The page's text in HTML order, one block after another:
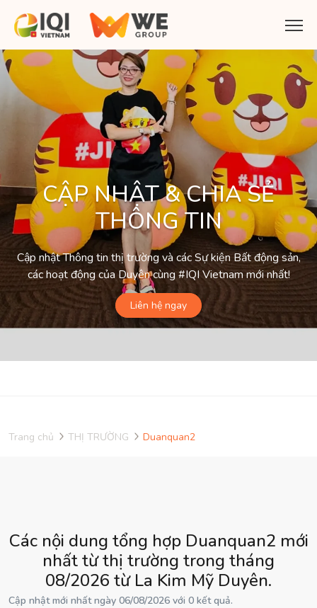
CẬP NHẬT & CHIA SẺ
THÔNG TIN
Cập nhật Thông tin thị trường và các Sự kiện Bất động sản,
các hoạt động của Duyên cùng #IQI Vietnam mới nhất!
Liên hệ ngay
Trang chủ THỊ TRƯỜNG Duanquan2
Các nội dung tổng hợp Duanquan2 mới
nhất từ thị trường trong tháng
08/2026 từ La Kim Mỹ Duyên.
Cập nhật mới nhất ngày 06/08/2026 với 0 kết quả.